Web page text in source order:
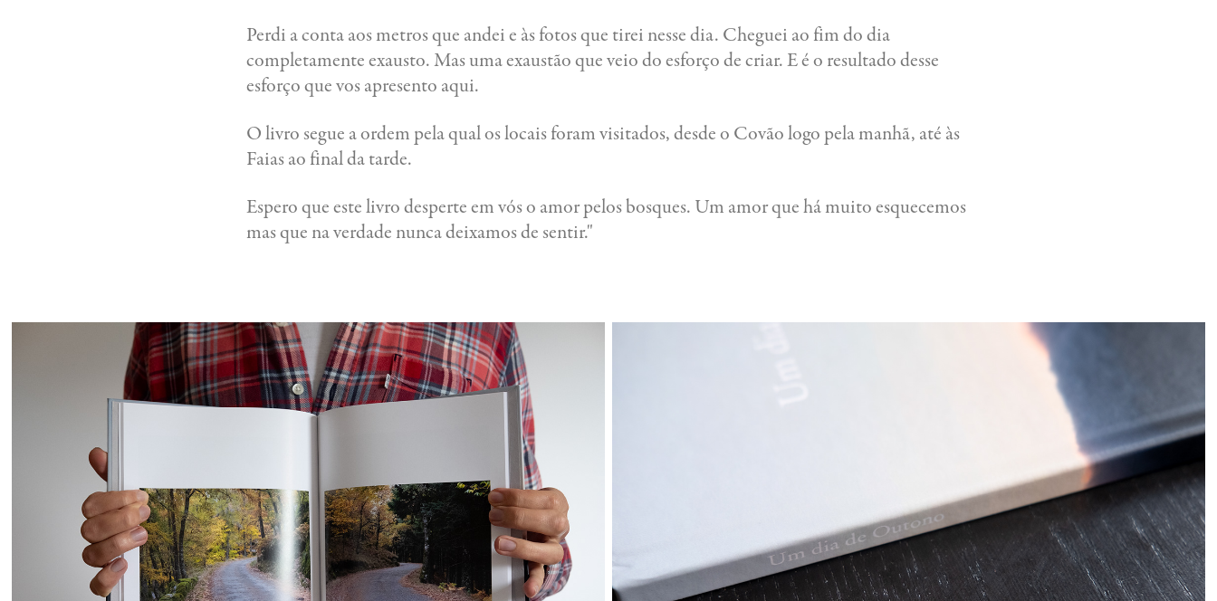
Perdi a conta aos metros que andei e às fotos que tirei nesse dia. Cheguei ao fim do dia
completamente exausto. Mas uma exaustão que veio do esforço de criar. E é o resultado desse
esforço que vos apresento aqui.
O livro segue a ordem pela qual os locais foram visitados, desde o Covão logo pela manhã, até às
Faias ao final da tarde.
Espero que este livro desperte em vós o amor pelos bosques. Um amor que há muito esquecemos
mas que na verdade nunca deixamos de sentir."